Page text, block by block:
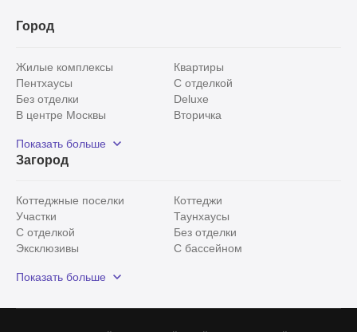
Город
Жилые комплексы
Квартиры
Пентхаусы
С отделкой
Без отделки
Deluxe
В центре Москвы
Вторичка
Рядом с парком
С панорамными окнами
Показать больше
Загород
Коттеджные поселки
Коттеджи
Участки
Таунхаусы
С отделкой
Без отделки
Эксклюзивы
С бассейном
Красногорский район
Показать больше